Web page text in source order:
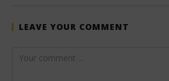
LEAVE YOUR COMMENT